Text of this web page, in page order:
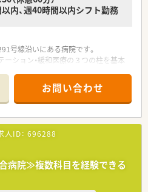
内、週40時間以内シフト勤務
号線沿いにある病院です。
ーション・緩和医療の３つの柱を基本
んながチーム医療に貢献しておりま
。
薬指導、薬剤情報の提供、病棟業務
を受けて頂きます。
お問い合わせ
ID： 696288
病院≫複数科目を経験できる